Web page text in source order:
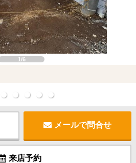
1/6
メールで問合せ
来店予約